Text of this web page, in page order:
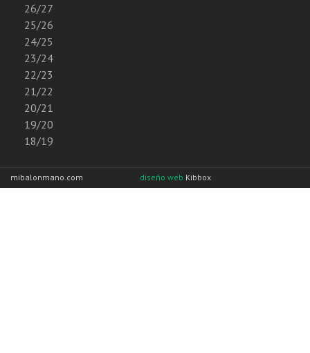
26/27
25/26
24/25
23/24
22/23
21/22
20/21
19/20
18/19
mibalonmano.com diseño web Kibbox